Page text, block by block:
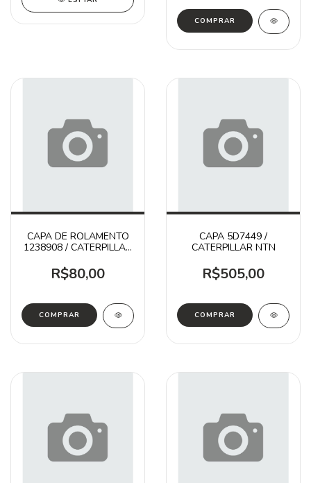
CAPA DE ROLAMENTO
1238908 / CATERPILLAR
R$80,00
CAPA 5D7449 /
CATERPILLAR NTN
R$505,00